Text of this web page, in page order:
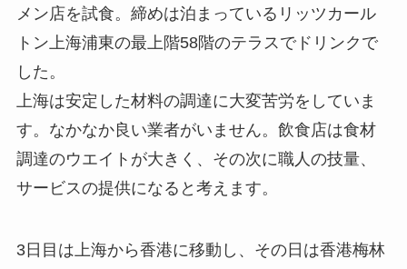
メン店を試食。締めは泊まっているリッツカール
トン上海浦東の最上階58階のテラスでドリンクで
した。
上海は安定した材料の調達に大変苦労をしていま
す。なかなか良い業者がいません。飲食店は食材
調達のウエイトが大きく、その次に職人の技量、
サービスの提供になると考えます。
3日目は上海から香港に移動し、その日は香港梅林